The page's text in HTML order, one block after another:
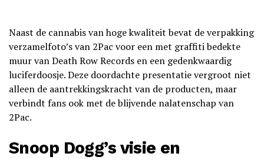
Naast de cannabis van hoge kwaliteit bevat de verpakking
verzamelfoto’s van 2Pac voor een met graffiti bedekte
muur van Death Row Records en een gedenkwaardig
luciferdoosje. Deze doordachte presentatie vergroot niet
alleen de aantrekkingskracht van de producten, maar
verbindt fans ook met de blijvende nalatenschap van
2Pac.
Snoop Dogg’s visie en